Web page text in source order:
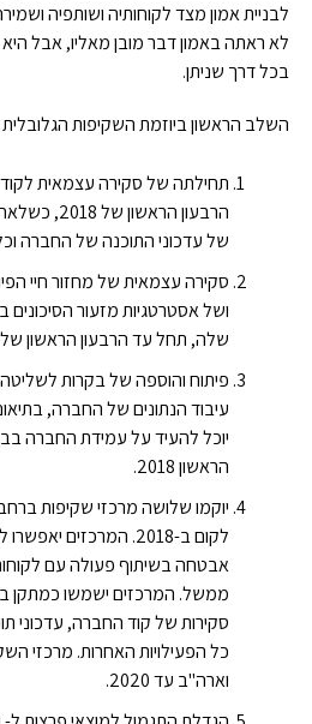
לבניית אמון מצד לקוחותיה ושותפיה
לא ראתה באמון דבר מובן מאליו, אבל
בכל דרך שניתן.
השלב הראשון ביוזמת השקיפות
תחילתה של סקירה עצמאית
הרבעון
של עדכוני התוכנה של החברה
סקירה עצמאית של מחזור חיי
ושל אסטרטגיות מזעור
שלה, תחל עד הרבעון הראשון של 2018.
פיתוח והוספה של בקרות
עיבוד הנתונים של החברה,
יוכל להעיד על עמידת החברה
הראשון 2018.
יוקמו שלושה מרכזי שקיפות
לקום ב-2018. המרכזים
אבטחה בשיתוף פעולה עם
ממשל. המרכזים ישמשו כמתקן
סקירות של קוד החברה, עדכוני
כל הפעילויות האחרות. מרכזי
וארה"ב עד 2020.